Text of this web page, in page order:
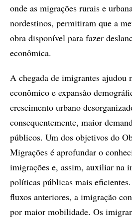
onde as migrações rurais e
nordestinos, permitiram que a
obra disponível para fazer
econômica.
A chegada de imigrantes ajudou
econômico e expansão
crescimento urbano
consequentemente, maior
públicos. Um dos objetivos do
Migrações é aprofundar o
imigrações e, assim, auxiliar na
políticas públicas mais
fluxos anteriores, a imigração
por maior mobilidade. Os